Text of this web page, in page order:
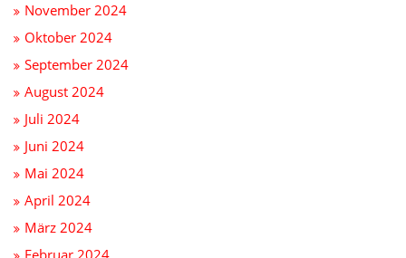
November 2024
Oktober 2024
September 2024
August 2024
Juli 2024
Juni 2024
Mai 2024
April 2024
März 2024